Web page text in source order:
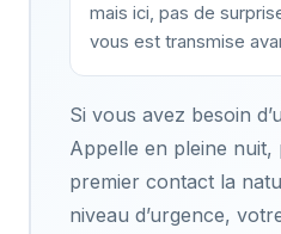
mais ici, pas de
vous est transmise
Si vous avez besoin
Appelle en pleine nuit,
premier contact la
niveau d’urgence,